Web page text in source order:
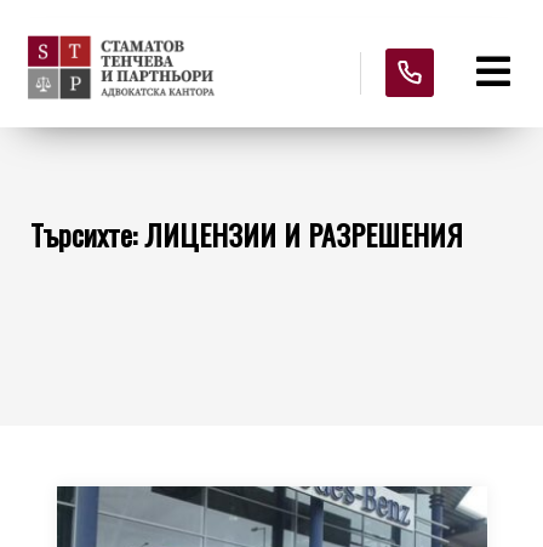
Търсихте: ЛИЦЕНЗИИ И РАЗРЕШЕНИЯ